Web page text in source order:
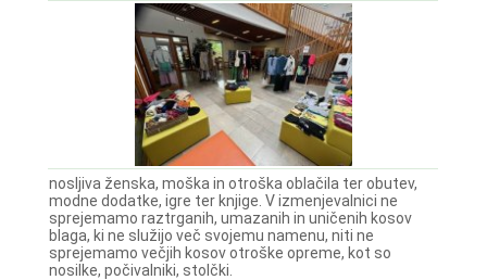
nosljiva ženska, moška in otroška oblačila ter obutev,
modne dodatke, igre ter knjige. V izmenjevalnici ne
sprejemamo raztrganih, umazanih in uničenih kosov
blaga, ki ne služijo več svojemu namenu, niti ne
sprejemamo večjih kosov otroške opreme, kot so
nosilke, počivalniki, stolčki.